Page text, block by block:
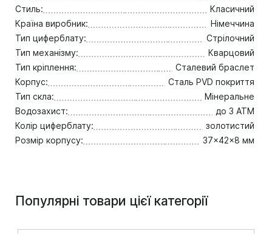
Стиль:
Класичний
Країна виробник:
Німеччина
Тип циферблату:
Стрілочний
Тип механізму:
Кварцовий
Тип кріплення:
Сталевий браслет
Корпус:
Сталь PVD покриття
Тип скла:
Мінеральне
Водозахист:
до 3 ATM
Колір циферблату:
золотистий
Розмір корпусу:
37x42x8 мм
Популярні товари цієї категорії